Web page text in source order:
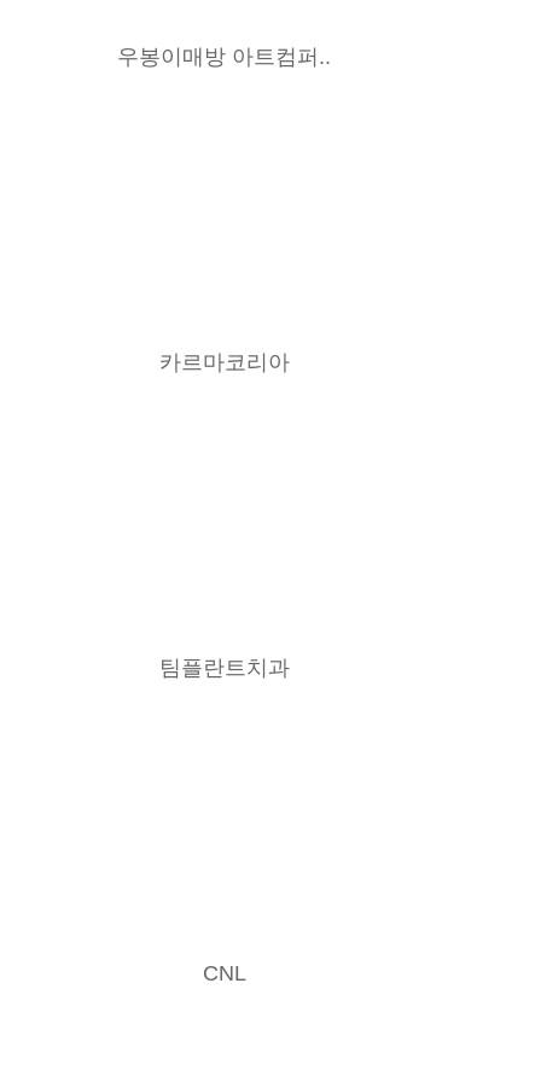
우봉이매방 아트컴퍼..
카르마코리아
팀플란트치과
CNL